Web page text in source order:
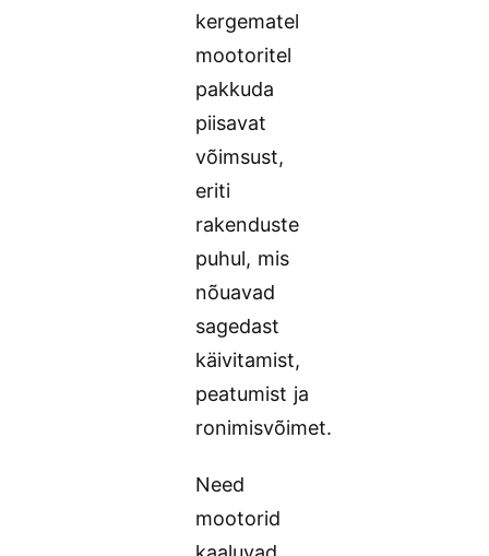
kergematel
mootoritel
pakkuda
piisavat
võimsust,
eriti
rakenduste
puhul, mis
nõuavad
sagedast
käivitamist,
peatumist ja
ronimisvõimet.
Need
mootorid